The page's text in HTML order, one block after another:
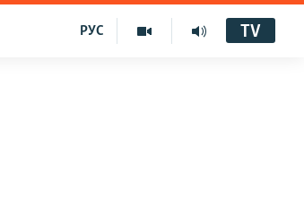
РУС TV